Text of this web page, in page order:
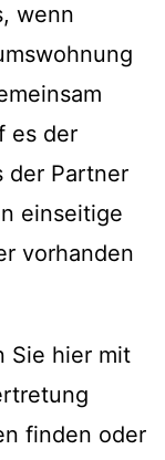
wenn
es der
der Partner
einseitige
vorhanden
Sie hier mit
finden oder